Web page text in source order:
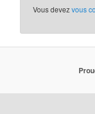
Vous devezvous